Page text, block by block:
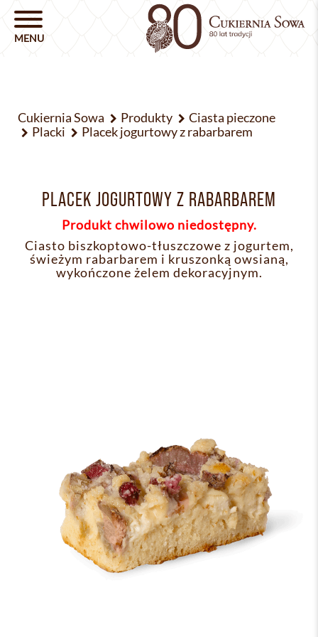
Cukiernia Sowa Produkty
Ciasta pieczone
Placki
Placek jogurtowy z rabarbarem
PLACEK JOGURTOWY Z RABARBAREM
Produkt chwilowo niedostępny.
Ciasto biszkoptowo-tłuszczowe z jogurtem,
świeżym rabarbarem i kruszonką owsianą,
wykończone żelem dekoracyjnym.